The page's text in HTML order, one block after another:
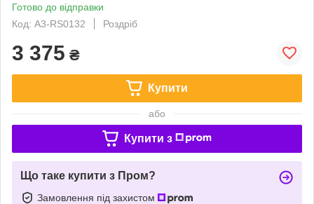
Готово до відправки
Код: A3-RS0132
Роздріб
3 375 ₴
Купити
або
Купити з
Що таке купити з Пром?
Замовлення під захистом